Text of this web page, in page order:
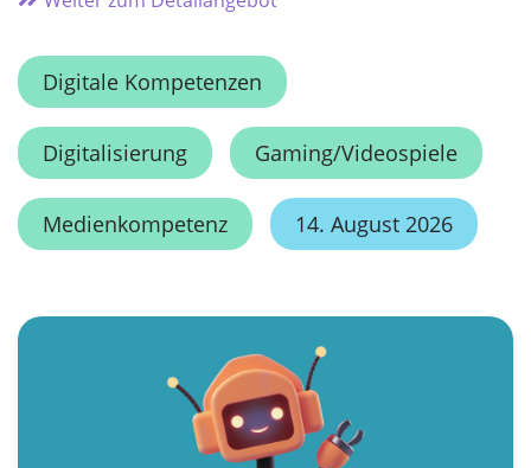
Digitale Kompetenzen
Digitalisierung Gaming/Videospiele
Medienkompetenz 14. August 2026